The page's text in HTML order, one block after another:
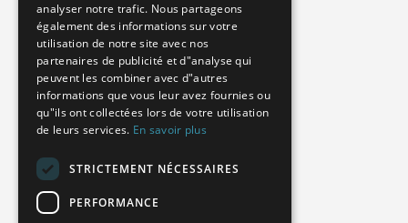
TERMES ET CONDITIONS
POLISH
ENGLISH
CZECH
analyser notre trafic. Nous partageons
également des informations sur votre
utilisation de notre site avec nos
partenaires de publicité et d"analyse qui
peuvent les combiner avec d"autres
informations que vous leur avez fournies ou
qu"ils ont collectées lors de votre utilisation
de leurs services. En savoir plus
STRICTEMENT NÉCESSAIRES
PERFORMANCE